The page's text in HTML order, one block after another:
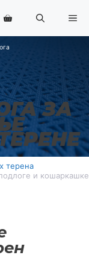
ЗА
терена
и кошаркашке